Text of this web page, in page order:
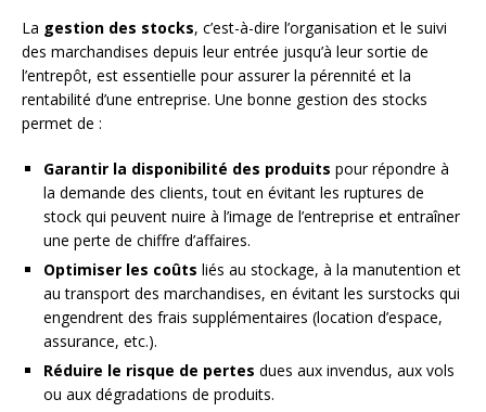
La gestion des stocks, c’est-à-dire l’organisation et le suivi
des marchandises depuis leur entrée jusqu’à leur sortie de
l’entrepôt, est essentielle pour assurer la pérennité et la
rentabilité d’une entreprise. Une bonne gestion des stocks
permet de :
Garantir la disponibilité des produits pour répondre à
la demande des clients, tout en évitant les ruptures de
stock qui peuvent nuire à l’image de l’entreprise et entraîner
une perte de chiffre d’affaires.
Optimiser les coûts liés au stockage, à la manutention et
au transport des marchandises, en évitant les surstocks qui
engendrent des frais supplémentaires (location d’espace,
assurance, etc.).
Réduire le risque de pertes dues aux invendus, aux vols
ou aux dégradations de produits.